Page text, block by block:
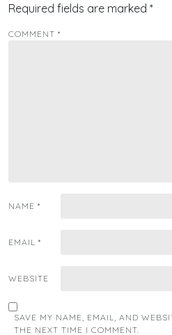
Required fields are marked *
COMMENT *
NAME *
EMAIL *
WEBSITE
SAVE MY NAME, EMAIL, AND
THE NEXT TIME I COMMENT.